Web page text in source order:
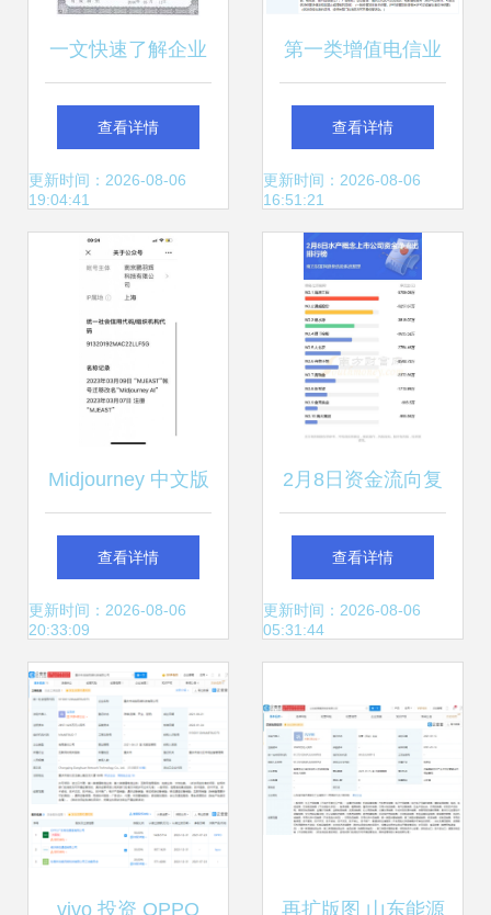
一文快速了解企业
为什么需要增值电
信业务许可证 第一
类增值电信业务
查看详情
更新时间：2026-08-06
19:04:41
第一类增值电信业
务范围更新，5G与
新基建领域成注册
新热点
查看详情
更新时间：2026-08-06
16:51:21
Midjourney 中文版
疑似在QQ开启内
测申请，第二类增
值电信业务许可成
落地焦点
查看详情
更新时间：2026-08-06
20:33:09
2月8日资金流向复
盘 水产物增值电信
双线掘金，主力资
查看详情
更新时间：2026-08-06
05:31:44
vivo 投资 OPPO 再扩版图 山东能源